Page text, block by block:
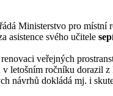
Ministerstvo pro
asistence svého učitele
veřejných
letošním ročníku dorazil
návrhů dokládá mj. i